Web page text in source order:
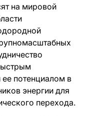
на мировой
потенциалом в
энергии для
перехода.